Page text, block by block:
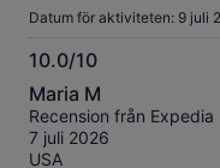
Datum för aktiviteten: 9 juli
10.0/10
10.0
av
10
Maria M
Recension från Expedia
7 juli 2026
USA